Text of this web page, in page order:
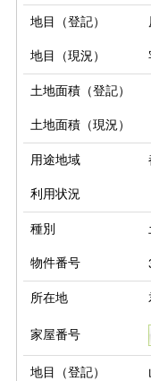
地目（登記）
地目（現況）
土地面積（登記）
土地面積（現況）
用途地域
利用状況
種別
物件番号
所在地
家屋番号
地目（登記）